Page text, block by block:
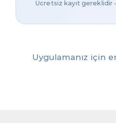
Ücretsiz kayıt gereklidir
Uygulamanız için